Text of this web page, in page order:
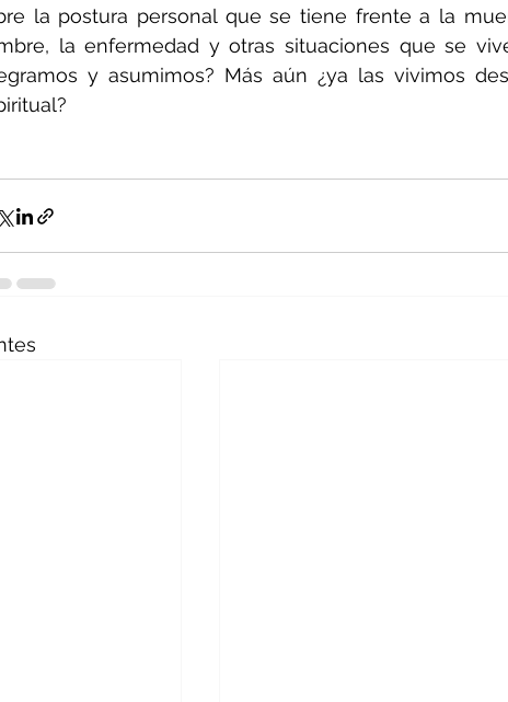
la postura personal que se tiene frente a la
la enfermedad y otras situaciones que se
y asumimos? Más aún ¿ya las vivimos